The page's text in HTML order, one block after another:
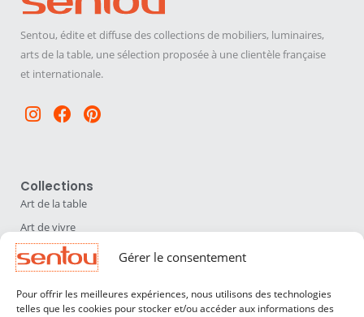
Gérer le consentement
Pour offrir les meilleures expériences, nous utilisons des technologies
telles que les cookies pour stocker et/ou accéder aux informations des
Sentou, édite et diffuse des collections de mobiliers, luminaires,
arts de la table, une sélection proposée à une clientèle française
et internationale.
Instagram
Facebook
Pinterest
Collections
Art de la table
Art de vivre
Déco
Luminaires
Mobilier